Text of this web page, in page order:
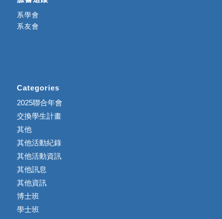
系學會
系友會
Categories
2025聯合年會
交換學生計畫
其他
其他活動紀錄
其他活動資訊
其他訊息
其他資訊
博士班
學士班